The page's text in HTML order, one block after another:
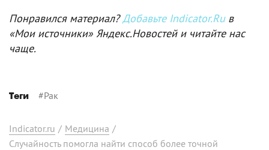
Понравился материал?Добавьте Indicator.Ruв
«Мои источники» Яндекс.Новостей и читайте нас
чаще.
Теги #Рак
Indicator.ru / Медицина /
Случайность помогла найти способ более точной